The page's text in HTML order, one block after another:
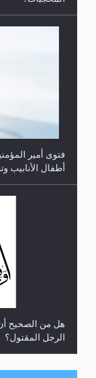
فتوى أمير
أطفال الأنابيب
هل من الصحيح
الرجل المقتول؟